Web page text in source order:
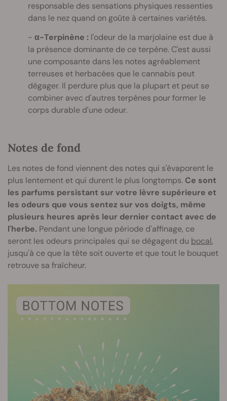
responsable des sensations physiques ressenties
dans le nez quand on goûte à certaines variétés.
α-Terpinène : l'odeur de la marjolaine est due à
la présence dominante de ce terpène. C'est aussi
une composante dans les notes agréablement
terreuses et herbacées que le cannabis peut
dégager. Il perdure plus que la plupart et peut se
combiner avec d'autres terpènes pour former le
corps durable d'une odeur.
Notes de fond
Les notes de fond viennent des notes qui s'évaporent le
plus lentement et qui durent le plus longtemps. Ce sont
les parfums persistant sur votre lèvre supérieure et
les odeurs que vous sentez sur vos doigts, même
plusieurs heures après leur dernier contact avec de
l'herbe. Pendant une longue période d'affinage, ce
seront les odeurs principales qui se dégagent du bocal,
jusqu'à ce que la tête soit ouverte et que tout le bouquet
retrouve sa fraîcheur.